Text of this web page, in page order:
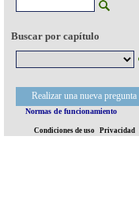
Buscar por capítulo
Realizar una nueva pregunta
Normas de funcionamiento
Condiciones de uso Privacidad